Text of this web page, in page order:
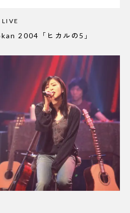
LIVE
2004「ヒカルの5」